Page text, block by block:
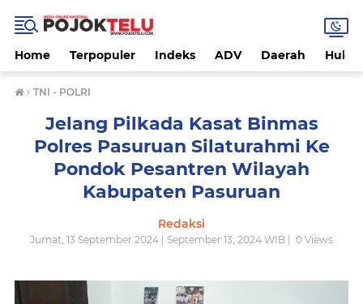
Home Terpopuler Indeks ADV Daerah
› TNI - POLRI
Jelang Pilkada Kasat Binmas
Polres Pasuruan Silaturahmi Ke
Pondok Pesantren Wilayah
Kabupaten Pasuruan
Redaksi
Jumat, 13 September 2024 | September 13, 2024 WIB | 0 Views